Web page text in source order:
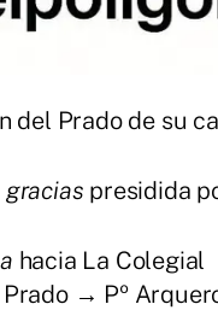
del Prado de su
gracias presidida
hacia La Colegial
→ Pº